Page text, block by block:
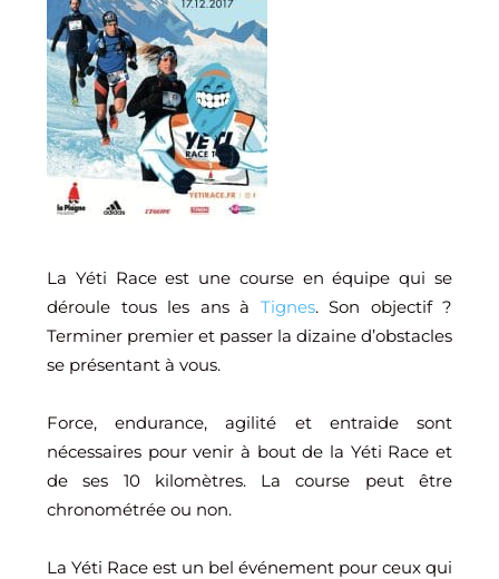
La Yéti Race est une course en équipe qui se
déroule tous les ans à Tignes. Son objectif ?
Terminer premier et passer la dizaine d’obstacles
se présentant à vous.
Force, endurance, agilité et entraide sont
nécessaires pour venir à bout de la Yéti Race et
de ses 10 kilomètres. La course peut être
chronométrée ou non.
La Yéti Race est un bel événement pour ceux qui